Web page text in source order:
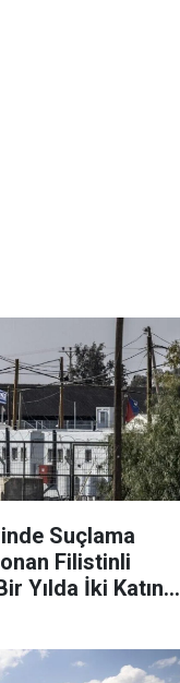
Suçlama
Filistinli
Yılda İki Katına